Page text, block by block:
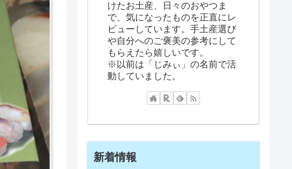
けたお土産、日々のおやつま
で、気になったものを正直にレ
ビューしています。手土産選び
や自分へのご褒美の参考にして
もらえたら嬉しいです。
※以前は「じみぃ」の名前で活
動していました。
新着情報